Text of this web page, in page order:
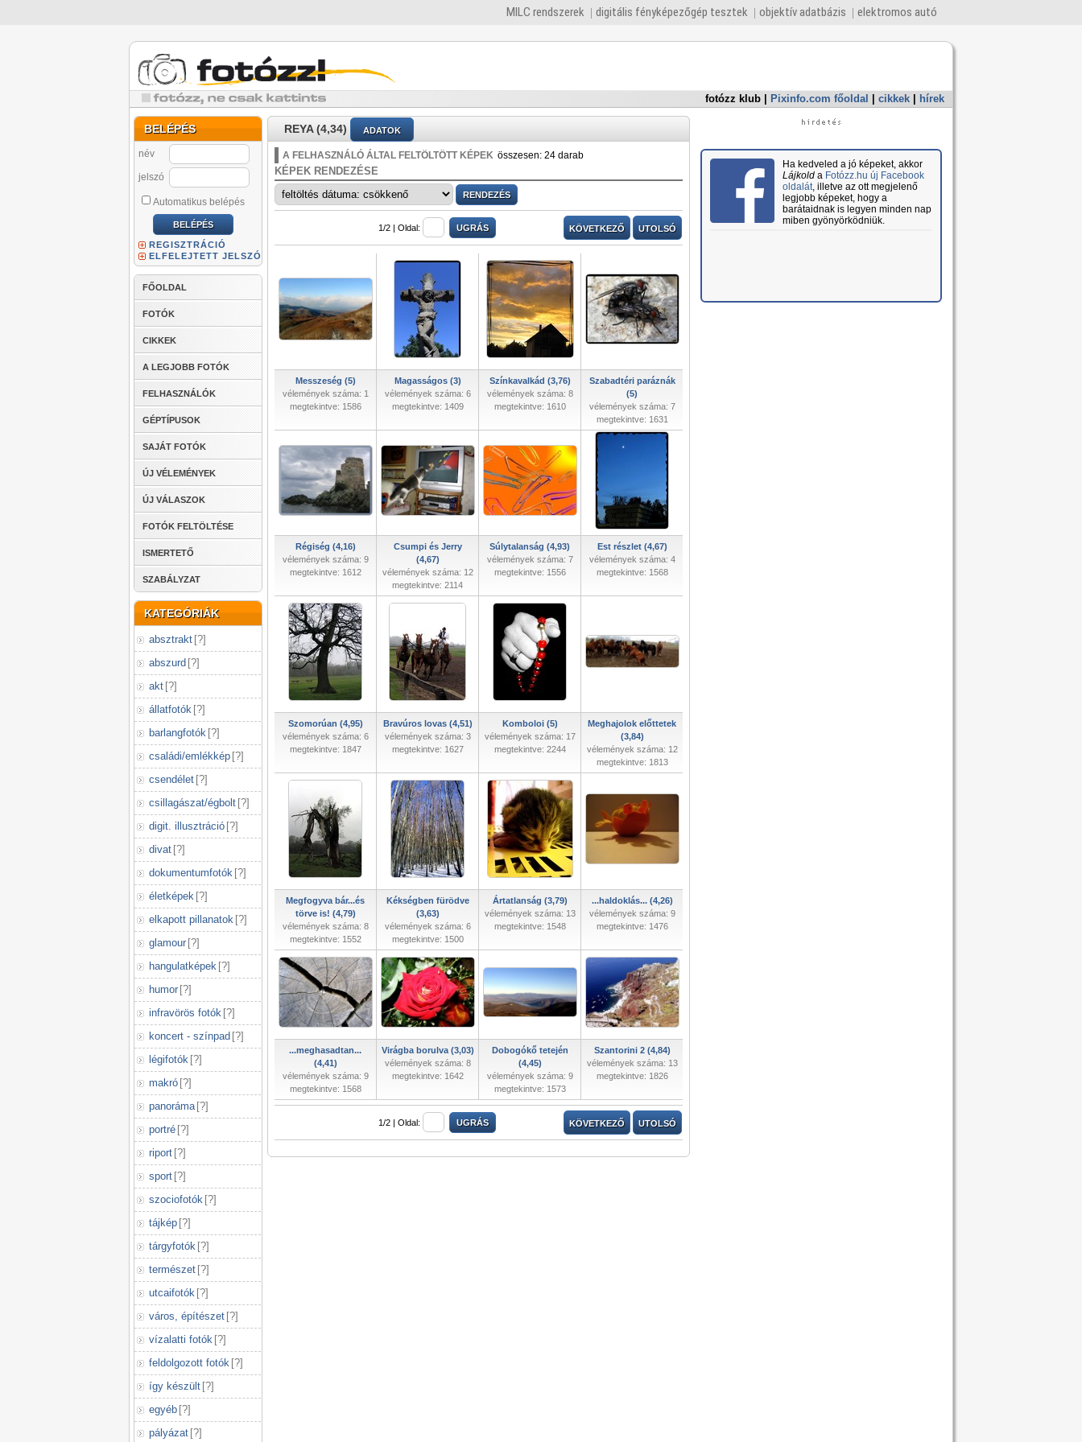
MILC rendszerek digitális fényképezőgép tesztek objektív adatbázis elektromos autó
fotózz klub Pixinfo.com főoldal cikkek hírek
BELÉPÉS
név
jelszó
Automatikus belépés
REGISZTRÁCIÓ
ELFELEJTETT JELSZÓ
FŐOLDAL
FOTÓK
CIKKEK
A LEGJOBB FOTÓK
FELHASZNÁLÓK
GÉPTÍPUSOK
SAJÁT FOTÓK
ÚJ VÉLEMÉNYEK
ÚJ VÁLASZOK
FOTÓK FELTÖLTÉSE
ISMERTETŐ
SZABÁLYZAT
KATEGÓRIÁK
absztrakt [?]
abszurd [?]
akt [?]
állatfotók [?]
barlangfotók [?]
családi/emlékkép [?]
csendélet [?]
csillagászat/égbolt [?]
digit. illusztráció [?]
divat [?]
dokumentumfotók [?]
életképek [?]
elkapott pillanatok [?]
glamour [?]
hangulatképek [?]
humor [?]
infravörös fotók [?]
koncert - színpad [?]
légifotók [?]
makró [?]
panoráma [?]
portré [?]
riport [?]
sport [?]
szociofotók [?]
tájkép [?]
tárgyfotók [?]
természet [?]
utcaifotók [?]
város, építészet [?]
vízalatti fotók [?]
feldolgozott fotók [?]
így készült [?]
egyéb [?]
pályázat [?]
REYA (4,34) ADATOK
A FELHASZNÁLÓ ÁLTAL FELTÖLTÖTT KÉPEK összesen: 24 darab
KÉPEK RENDEZÉSE
1/2 | Oldal: KÖVETKEZŐ UTOLSÓ
Messzeség (5)
vélemények száma: 1
megtekintve: 1586
Magasságos (3)
vélemények száma: 6
megtekintve: 1409
Színkavalkád (3,76)
vélemények száma: 8
megtekintve: 1610
Szabadtéri paráznák
(5)
vélemények száma: 7
megtekintve: 1631
Régiség (4,16)
vélemények száma: 9
megtekintve: 1612
Csumpi és Jerry
(4,67)
vélemények száma: 12
megtekintve: 2114
Súlytalanság (4,93)
vélemények száma: 7
megtekintve: 1556
Est részlet (4,67)
vélemények száma: 4
megtekintve: 1568
Szomorúan (4,95)
vélemények száma: 6
megtekintve: 1847
Bravúros lovas (4,51)
vélemények száma: 3
megtekintve: 1627
Komboloi (5)
vélemények száma: 17
megtekintve: 2244
Meghajolok előttetek
(3,84)
vélemények száma: 12
megtekintve: 1813
Megfogyva bár...és
törve is! (4,79)
vélemények száma: 8
megtekintve: 1552
Kékségben fürödve
(3,63)
vélemények száma: 6
megtekintve: 1500
Ártatlanság (3,79)
vélemények száma: 13
megtekintve: 1548
...haldoklás... (4,26)
vélemények száma: 9
megtekintve: 1476
...meghasadtan...
(4,41)
vélemények száma: 9
megtekintve: 1568
Virágba borulva (3,03)
vélemények száma: 8
megtekintve: 1642
Dobogókő tetején
(4,45)
vélemények száma: 9
megtekintve: 1573
Szantorini 2 (4,84)
vélemények száma: 13
megtekintve: 1826
1/2 | Oldal: KÖVETKEZŐ UTOLSÓ
Ha kedveled a jó képeket, akkor
Lájkolda Fotózz.hu új Facebook
oldalát, illetve az ott megjelenő
legjobb képeket, hogy a
barátaidnak is legyen minden nap
miben gyönyörködniük.